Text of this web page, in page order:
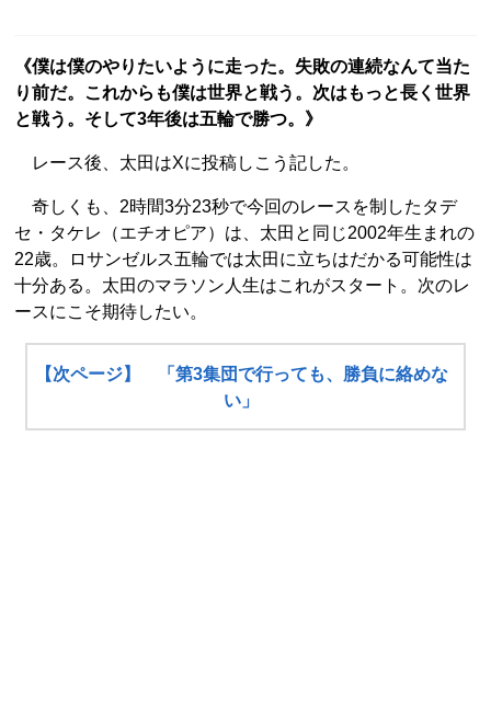
《僕は僕のやりたいように走った。失敗の連続なんて当た
り前だ。これからも僕は世界と戦う。次はもっと長く世界
と戦う。そして3年後は五輪で勝つ。》
レース後、太田はXに投稿しこう記した。
奇しくも、2時間3分23秒で今回のレースを制したタデ
セ・タケレ（エチオピア）は、太田と同じ2002年生まれの
22歳。ロサンゼルス五輪では太田に立ちはだかる可能性は
十分ある。太田のマラソン人生はこれがスタート。次のレ
ースにこそ期待したい。
【次ページ】 「第3集団で行っても、勝負に絡めな
い」